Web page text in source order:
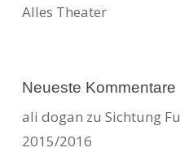
Alles Theater
Neueste Kommentare
ali dogan zu Sichtung
2015/2016